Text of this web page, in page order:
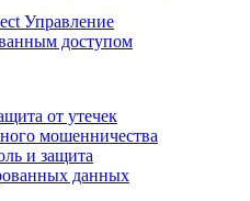
Управление
доступом
от утечек
мошенничества
и защита
данных